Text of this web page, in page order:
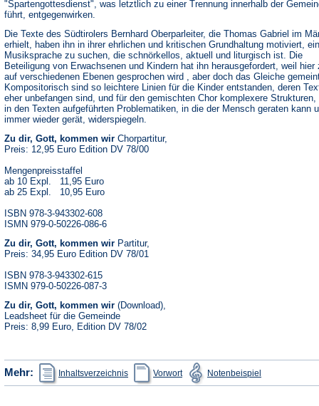
"Spartengottesdienst", was letztlich zu einer Trennung innerhalb der
führt, entgegenwirken.
Die Texte des Südtirolers Bernhard Oberparleiter, die Thomas Gabriel im
erhielt, haben ihn in ihrer ehrlichen und kritischen Grundhaltung motiviert,
Musiksprache zu suchen, die schnörkellos, aktuell und liturgisch ist. Die
Beteiligung von Erwachsenen und Kindern hat ihn herausgefordert, weil hier
auf verschiedenen Ebenen gesprochen wird , aber doch das Gleiche
Kompositorisch sind so leichtere Linien für die Kinder entstanden, deren
eher unbefangen sind, und für den gemischten Chor komplexere Strukturen,
in den Texten aufgeführten Problematiken, in die der Mensch geraten kann
immer wieder gerät, widerspiegeln.
Zu dir, Gott, kommen wir Chorpartitur,
Preis: 12,95 Euro Edition DV 78/00
Mengenpreisstaffel
ab 10 Expl. 11,95 Euro
ab 25 Expl. 10,95 Euro
ISBN 978-3-943302-608
ISMN 979-0-50226-086-6
Zu dir, Gott, kommen wir Partitur,
Preis: 34,95 Euro Edition DV 78/01
ISBN 978-3-943302-615
ISMN 979-0-50226-087-3
Zu dir, Gott, kommen wir (Download),
Leadsheet für die Gemeinde
Preis: 8,99 Euro, Edition DV 78/02
Mehr: Inhaltsverzeichnis
(Öffnet
in
einem
Vorwort
(Öffnet
in
einem
Notenbeispiel in
einem